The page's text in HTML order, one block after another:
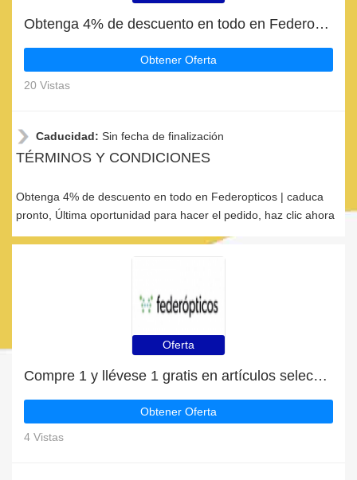
Obtenga 4% de descuento en todo en Federopticos | caduca pronto
Obtener Oferta
20 Vistas
Caducidad: Sin fecha de finalización
TÉRMINOS Y CONDICIONES
Obtenga 4% de descuento en todo en Federopticos | caduca
pronto, Última oportunidad para hacer el pedido, haz clic ahora
Oferta
Compre 1 y llévese 1 gratis en artículos seleccionados | caduca pronto
Obtener Oferta
4 Vistas